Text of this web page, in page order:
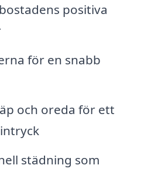
positiva
för en snabb
och oreda för ett
städning som